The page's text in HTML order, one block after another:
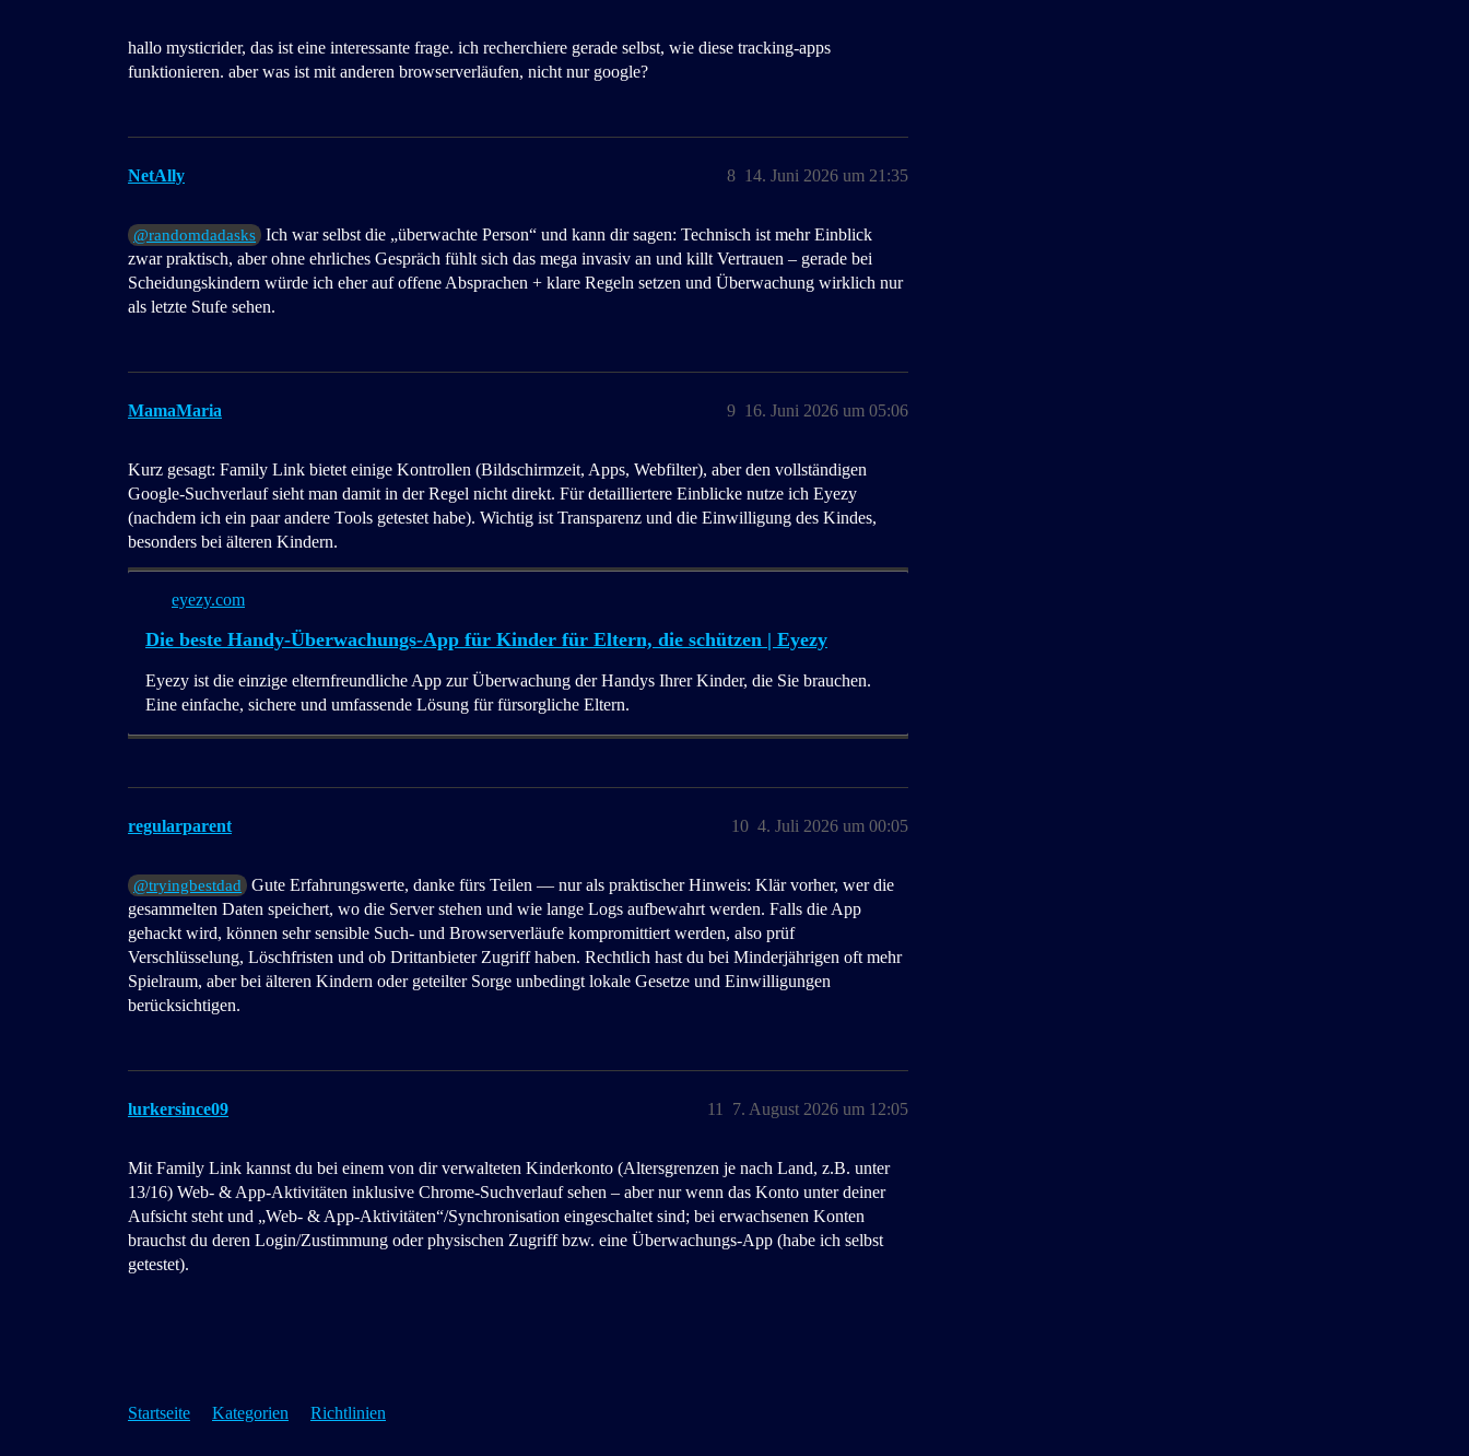
hallo mysticrider, das ist eine interessante frage. ich recherchiere gerade selbst, wie diese tracking-apps
funktionieren. aber was ist mit anderen browserverläufen, nicht nur google?
NetAlly 14. Juni 2026 um 21:35
8
@randomdadasks Ich war selbst die „überwachte Person“ und kann dir sagen: Technisch ist mehr Einblick
zwar praktisch, aber ohne ehrliches Gespräch fühlt sich das mega invasiv an und killt Vertrauen – gerade bei
Scheidungskindern würde ich eher auf offene Absprachen + klare Regeln setzen und Überwachung wirklich nur
als letzte Stufe sehen.
MamaMaria 16. Juni 2026 um 05:06
9
Kurz gesagt: Family Link bietet einige Kontrollen (Bildschirmzeit, Apps, Webfilter), aber den vollständigen
Google-Suchverlauf sieht man damit in der Regel nicht direkt. Für detailliertere Einblicke nutze ich Eyezy
(nachdem ich ein paar andere Tools getestet habe). Wichtig ist Transparenz und die Einwilligung des Kindes,
besonders bei älteren Kindern.
eyezy.com
Die beste Handy-Überwachungs-App für Kinder für Eltern, die schützen | Eyezy
Eyezy ist die einzige elternfreundliche App zur Überwachung der Handys Ihrer Kinder, die Sie brauchen.
Eine einfache, sichere und umfassende Lösung für fürsorgliche Eltern.
regularparent 4. Juli 2026 um 00:05
10
@tryingbestdad
Gute Erfahrungswerte, danke fürs Teilen — nur als praktischer Hinweis: Klär vorher, wer die
gesammelten Daten speichert, wo die Server stehen und wie lange Logs aufbewahrt werden. Falls die App
gehackt wird, können sehr sensible Such- und Browserverläufe kompromittiert werden, also prüf
Verschlüsselung, Löschfristen und ob Drittanbieter Zugriff haben. Rechtlich hast du bei Minderjährigen oft mehr
Spielraum, aber bei älteren Kindern oder geteilter Sorge unbedingt lokale Gesetze und Einwilligungen
berücksichtigen.
lurkersince09 7. August 2026 um 12:05
11
Mit Family Link kannst du bei einem von dir verwalteten Kinderkonto (Altersgrenzen je nach Land, z.B. unter
13/16) Web‑ & App‑Aktivitäten inklusive Chrome‑Suchverlauf sehen – aber nur wenn das Konto unter deiner
Aufsicht steht und „Web‑ & App‑Aktivitäten“/Synchronisation eingeschaltet sind; bei erwachsenen Konten
brauchst du deren Login/Zustimmung oder physischen Zugriff bzw. eine Überwachungs‑App (habe ich selbst
getestet).
Startseite Kategorien Richtlinien